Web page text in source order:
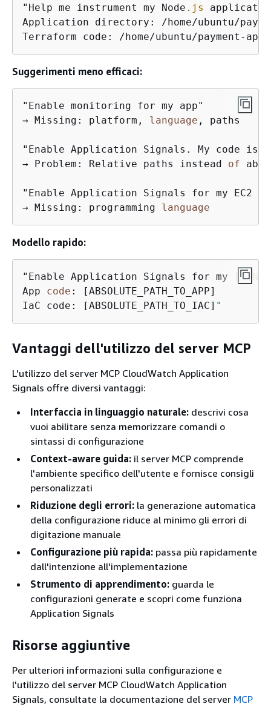
"Help me instrument my Node .js
Application directory: /home/ubuntu/
Terraform code: /home/ubuntu/payment-
Suggerimenti meno efficaci:
"Enable monitoring for my app"
→ Missing: platform, language , paths
"Enable Application Signals. My code
→ Problem: Relative paths instead of
"Enable Application Signals for my EC2
→ Missing: programming language
Modello rapido:
"Enable Application Signals for my
App code : [ABSOLUTE_PATH_TO_APP]
IaC code: [ABSOLUTE_PATH_TO_IAC] "
Vantaggi dell'utilizzo del server MCP
L'utilizzo del server MCP CloudWatch Application
Signals offre diversi vantaggi:
Interfaccia in linguaggio naturale: descrivi cosa
vuoi abilitare senza memorizzare comandi o
sintassi di configurazione
Context-aware guida: il server MCP comprende
l'ambiente specifico dell'utente e fornisce consigli
personalizzati
Riduzione degli errori: la generazione automatica
della configurazione riduce al minimo gli errori di
digitazione manuale
Configurazione più rapida: passa più rapidamente
dall'intenzione all'implementazione
Strumento di apprendimento: guarda le
configurazioni generate e scopri come funziona
Application Signals
Risorse aggiuntive
Per ulteriori informazioni sulla configurazione e
l'utilizzo del server MCP CloudWatch Application
Signals, consultate la documentazione del server MCP